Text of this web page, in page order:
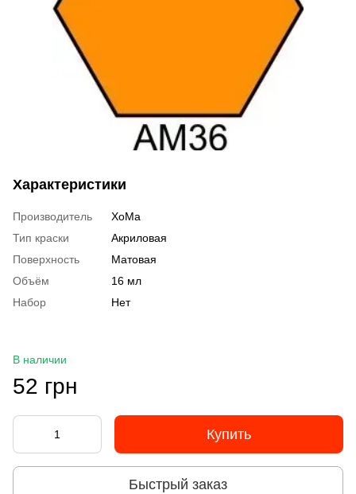
Характеристики
Производитель
ХоМа
Тип краски
Акриловая
Поверхность
Матовая
Объём
16 мл
Набор
Нет
В наличии
52 грн
Купить
Быстрый заказ